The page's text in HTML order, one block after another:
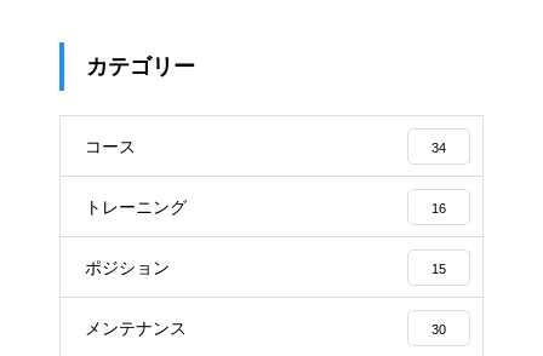
カテゴリー
コース 34
トレーニング 16
ポジション 15
メンテナンス 30